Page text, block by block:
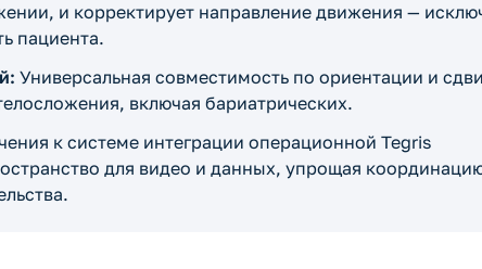
и корректирует направление движения —
пациента.
Универсальная совместимость по ориентации и
включая бариатрических.
к системе интеграции операционной Tegris
для видео и данных, упрощая